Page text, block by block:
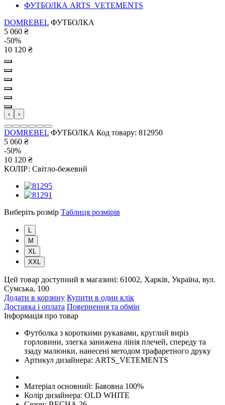
ФУТБОЛКА ARTS_VETEMENTS
DOMREBEL ФУТБОЛКА
5 060 ₴
-50%
10 120 ₴
‹ ›
DOMREBEL ФУТБОЛКА Код товару: 812950
5 060 ₴
-50%
10 120 ₴
КОЛІР: Світло-бежевий
Виберіть розмір Таблиця розмірів
L
M
XL
XXL
Цей товар доступний в магазині: 61002, Харків, Україна, вул.
Сумська, 100
Додати в корзину Купити в один клік
Доставка і оплата Повернення та обмін
Інформація про товар
Футболка з короткими рукавами, круглий виріз
горловини, злегка занижена лінія плечей, спереду та
ззаду малюнки, нанесені методом трафаретного друку
Артикул дизайнера: ARTS_VETEMENTS
Матеріал основний: Бавовна 100%
Колір дизайнера: OLD WHITE